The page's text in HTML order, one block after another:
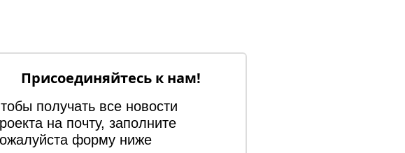
Присоединяйтесь к нам!
получать все новости
на почту, заполните
форму ниже